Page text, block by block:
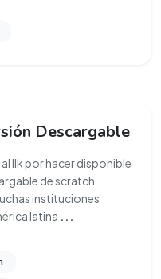
Descargable
llk por hacer disponible
de scratch.
instituciones
latina ...